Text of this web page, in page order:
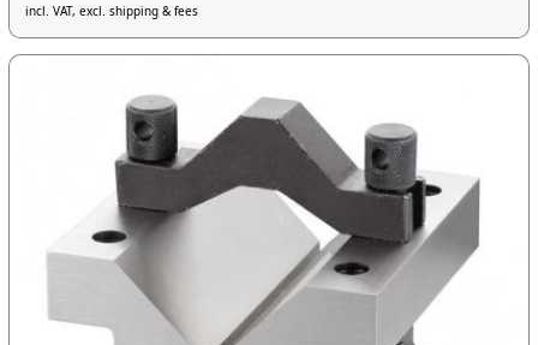
incl. VAT, excl. shipping & fees